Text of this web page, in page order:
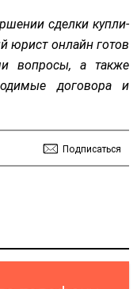
сделки купли-
юрист онлайн готов
вопросы, а также
договора и
Подписаться